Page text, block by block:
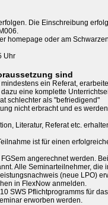
Die Einschreibung
homepage oder am
sind
ein Referat,
eine komplette
schlechter als "befriedigend"
nicht erbracht und es
Literatur, Referat etc.
ist für einen
angerechnet werden.
Alle Seminarteilnehmer, die
(neue LPO)
in FlexNow anmelden.
SWS Pflichtprogramms für
erworben werden.